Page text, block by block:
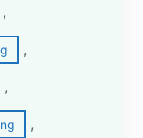
,
,
,
,